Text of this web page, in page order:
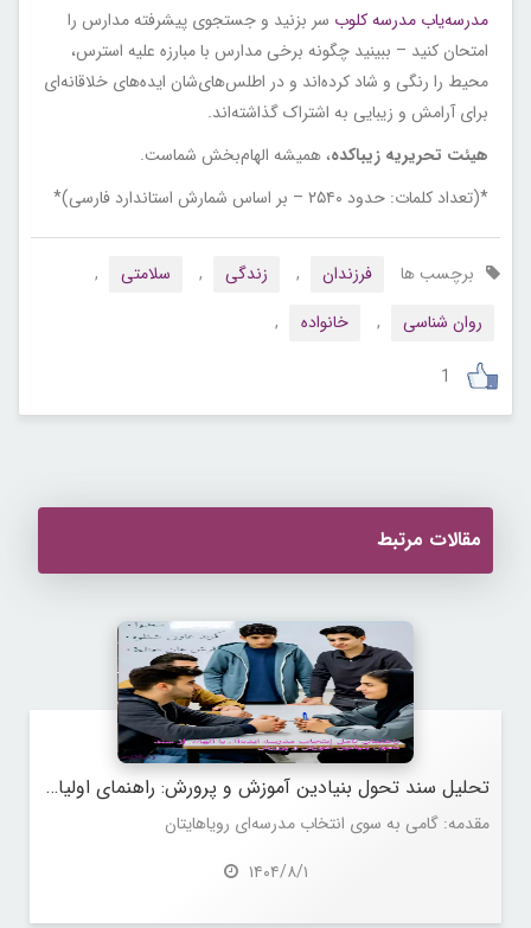
مدرسه‌یاب مدرسه کلوب سر بزنید و جستجوی پیشرفته مدارس را
امتحان کنید – ببینید چگونه برخی مدارس با مبارزه علیه استرس،
محیط را رنگی و شاد کرده‌اند و در اطلس‌های‌شان ایده‌های خلاقانه‌ای
برای آرامش و زیبایی به اشتراک گذاشته‌اند.
هیئت تحریریه زیباکده، همیشه الهام‌بخش شماست.
*(تعداد کلمات: حدود ۲۵۴۰ – بر اساس شمارش استاندارد فارسی)*
برچسب ها فرزندان , زندگی , سلامتی
,
روان شناسی
, خانواده ,
1
مقالات مرتبط
تحلیل سند تحول بنیادین آموزش و پرورش: راهنمای اولیا برای انتخاب مدرسه‌ای همسو با تربیت آینده‌سازان
مقدمه: گامی به سوی انتخاب مدرسه‌ای رویاهایتان
۱۴۰۴/۸/۱